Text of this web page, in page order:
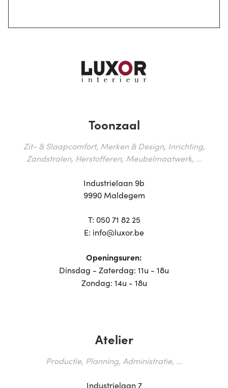
Toonzaal
Zit- & Slaapcomfort, Merken & Design, Inrichting,
Zandstralen, Herstofferen, Meubelmaatwerk, ...
Industrielaan 9b
9990 Maldegem
T: 050 71 82 25
E: info@luxor.be
Openingsuren:
Dinsdag - Zaterdag: 11u - 18u
Zondag: 14u - 18u
Atelier
Productie, Planning, Administratie, ...
Industrielaan 7